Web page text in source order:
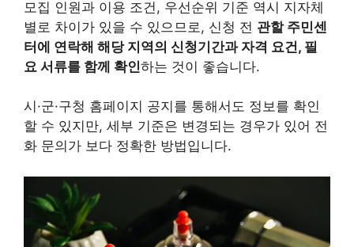
모집 인원과 이용 조건, 우선순위 기준 역시 지자체
별로 차이가 있을 수 있으므로, 신청 전 관할 주민센
터에 연락해 해당 지역의 신청기간과 자격 요건, 필
요 서류를 함께 확인하는 것이 좋습니다.
시·군·구청 홈페이지 공지를 통해서도 정보를 확인
할 수 있지만, 세부 기준은 변경되는 경우가 있어 전
화 문의가 보다 정확한 방법입니다.